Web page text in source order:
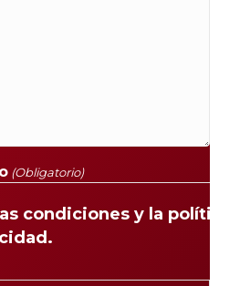
(Obligatorio)
condiciones y la política